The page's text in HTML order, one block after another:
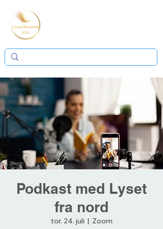
Podkast med Lyset
fra nord
tor. 24. juli
  |
Zoom